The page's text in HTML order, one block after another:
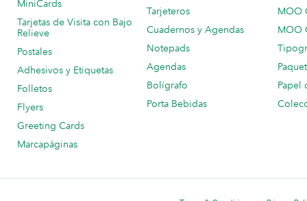
MiniCards
Tarjetas de Visita con Bajo
Relieve
Postales
Adhesivos y Etiquetas
Folletos
Flyers
Greeting Cards
Marcapáginas
Tarjeteros
Cuadernos y Agendas
Notepads
Agendas
Bolígrafo
Porta Bebidas
MOO
MOO
Papel